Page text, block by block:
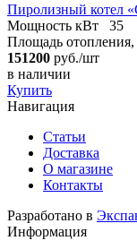
Пиролизный котел
Мощность кВт
35
Площадь
151200 руб./шт
в наличии
Купить
Навигация
Статьи
Доставка
О магазине
Контакты
Разработано в
Информация